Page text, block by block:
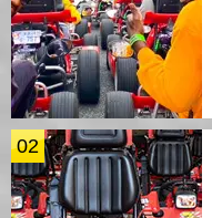
02